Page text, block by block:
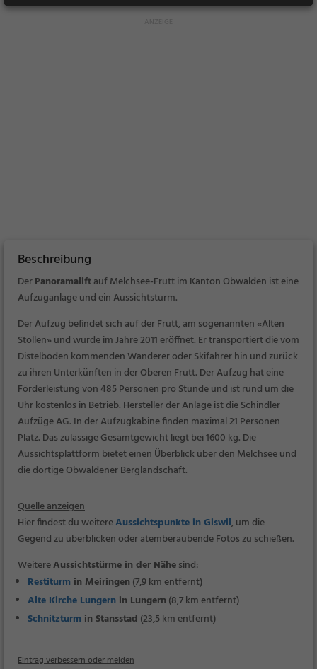
Beschreibung
DerPanoramaliftauf Melchsee-Frutt im Kanton Obwalden ist eine
Aufzuganlage und ein Aussichtsturm.
Der Aufzug befindet sich auf der Frutt, am sogenannten «Alten
Stollen» und wurde im Jahre 2011 eröffnet. Er transportiert die vom
Distelboden kommenden Wanderer oder Skifahrer hin und zurück
zu ihren Unterkünften in der Oberen Frutt. Der Aufzug hat eine
Förderleistung von 485 Personen pro Stunde und ist rund um die
Uhr kostenlos in Betrieb. Hersteller der Anlage ist die Schindler
Aufzüge AG. In der Aufzugkabine finden maximal 21 Personen
Platz. Das zulässige Gesamtgewicht liegt bei 1600 kg. Die
Aussichtsplattform bietet einen Überblick über den Melchsee und
die dortige Obwaldener Berglandschaft.
Quelle anzeigen
Hier findest du weitereAussichtspunkte in Giswil, um die
Gegend zu überblicken oder atemberaubende Fotos zu schießen.
WeitereAussichtstürme in der Nähesind:
Restiturm in Meiringen (7,9 km entfernt)
Alte Kirche Lungern in Lungern (8,7 km entfernt)
Schnitzturm in Stansstad (23,5 km entfernt)
Eintrag verbessern oder melden